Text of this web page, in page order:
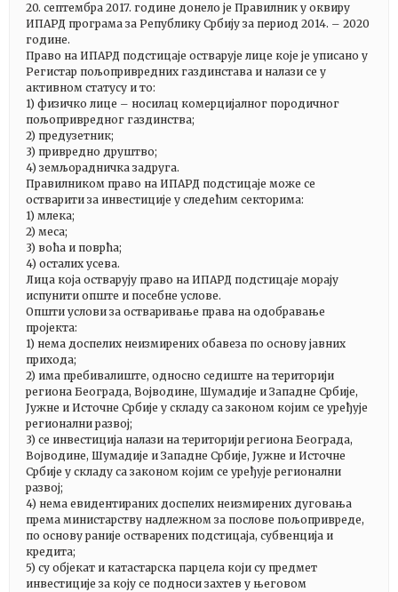
20. септембра 2017. године донело је Правилник у оквиру
ИПАРД програма за Републику Србију за период 2014. – 2020
године.
Право на ИПАРД подстицаје остварује лице које је уписано у
Регистар пољопривредних газдинстава и налази се у
активном статусу и то:
1) физичко лице – носилац комерцијалног породичног
пољопривредног газдинства;
2) предузетник;
3) привредно друштво;
4) земљорадничка задруга.
Правилником право на ИПАРД подстицаје може се
остварити за инвестиције у следећим секторима:
1) млека;
2) меса;
3) воћа и поврћа;
4) осталих усева.
Лица која остварују право на ИПАРД подстицаје морају
испунити опште и посебне услове.
Општи услови за остваривање права на одобравање
пројекта:
1) нема доспелих неизмирених обавеза по основу јавних
прихода;
2) има пребивалиште, односно седиште на територији
региона Београда, Војводине, Шумадије и Западне Србије,
Јужне и Источне Србије у складу са законом којим се уређује
регионални развој;
3) се инвестиција налази на територији региона Београда,
Војводине, Шумадије и Западне Србије, Јужне и Источне
Србије у складу са законом којим се уређује регионални
развој;
4) нема евидентираних доспелих неизмирених дуговања
према министарству надлежном за послове пољопривреде,
по основу раније остварених подстицаја, субвенција и
кредита;
5) су објекат и катастарска парцела који су предмет
инвестиције за коју се подноси захтев у његовом